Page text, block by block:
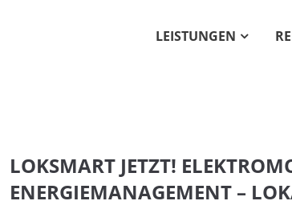
/ 365days
Get in touch
+44 1234 567
LEISTUNGEN
LOKSMART JETZT!
ENERGIEMANAGEMENT –